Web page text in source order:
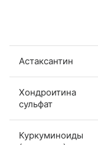
Астаксантин
Хондроитина
сульфат
Куркуминоиды